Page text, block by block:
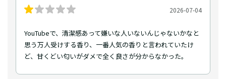
2026-07-04
YouTubeで、清潔感あって嫌いな人いないんじゃないかなと
思う万人受けする香り、一番人気の香りと言われていたけ
ど、甘くどい匂いがダメで全く良さが分からなかった。